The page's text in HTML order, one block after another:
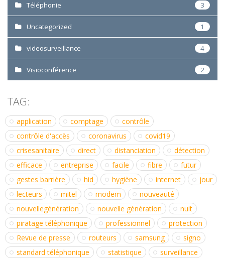
Téléphonie 3
Uncategorized 1
videosurveillance 4
Visioconférence 2
TAG:
application comptage
contrôle
contrôle d'accès
coronavirus
covid19
crisesanitaire
direct distanciation
détection
efficace
entreprise facile fibre
futur
gestes barrière
hid hygiène internet
jour
lecteurs
mitel modem
nouveauté
nouvellegénération
nouvelle génération
nuit
piratage téléphonique
professionnel
protection
Revue de presse
routeurs samsung
signo
standard téléphonique
statistique
surveillance